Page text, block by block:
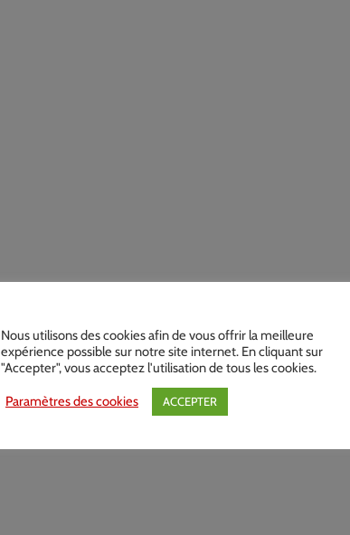
Nous utilisons des cookies afin de vous offrir la meilleure
expérience possible sur notre site internet. En cliquant sur
"Accepter", vous acceptez l'utilisation de tous les cookies.
Paramètres des cookies ACCEPTER